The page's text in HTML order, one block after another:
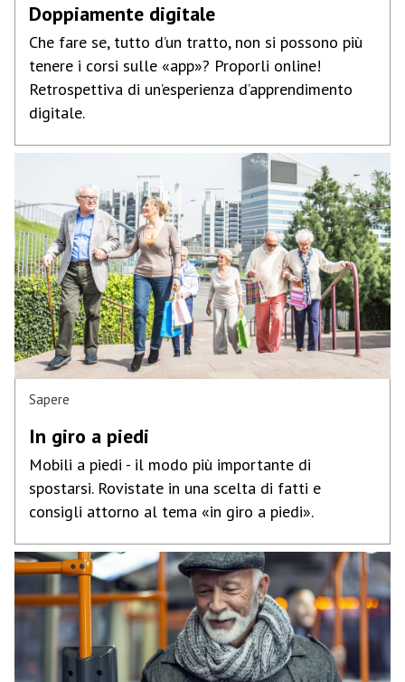
Doppiamente digitale
Che fare se, tutto d’un tratto, non si possono più
tenere i corsi sulle «app»? Proporli online!
Retrospettiva di un’esperienza d’apprendimento
digitale.
Sapere
In giro a piedi
Mobili a piedi - il modo più importante di
spostarsi. Rovistate in una scelta di fatti e
consigli attorno al tema «in giro a piedi».